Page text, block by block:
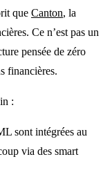
que Canton, la
Ce n’est pas un
pensée de zéro
financières.
:
sont intégrées au
via des smart